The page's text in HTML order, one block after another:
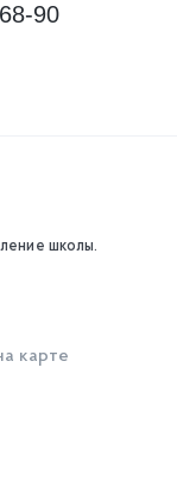
90
школы.
карте